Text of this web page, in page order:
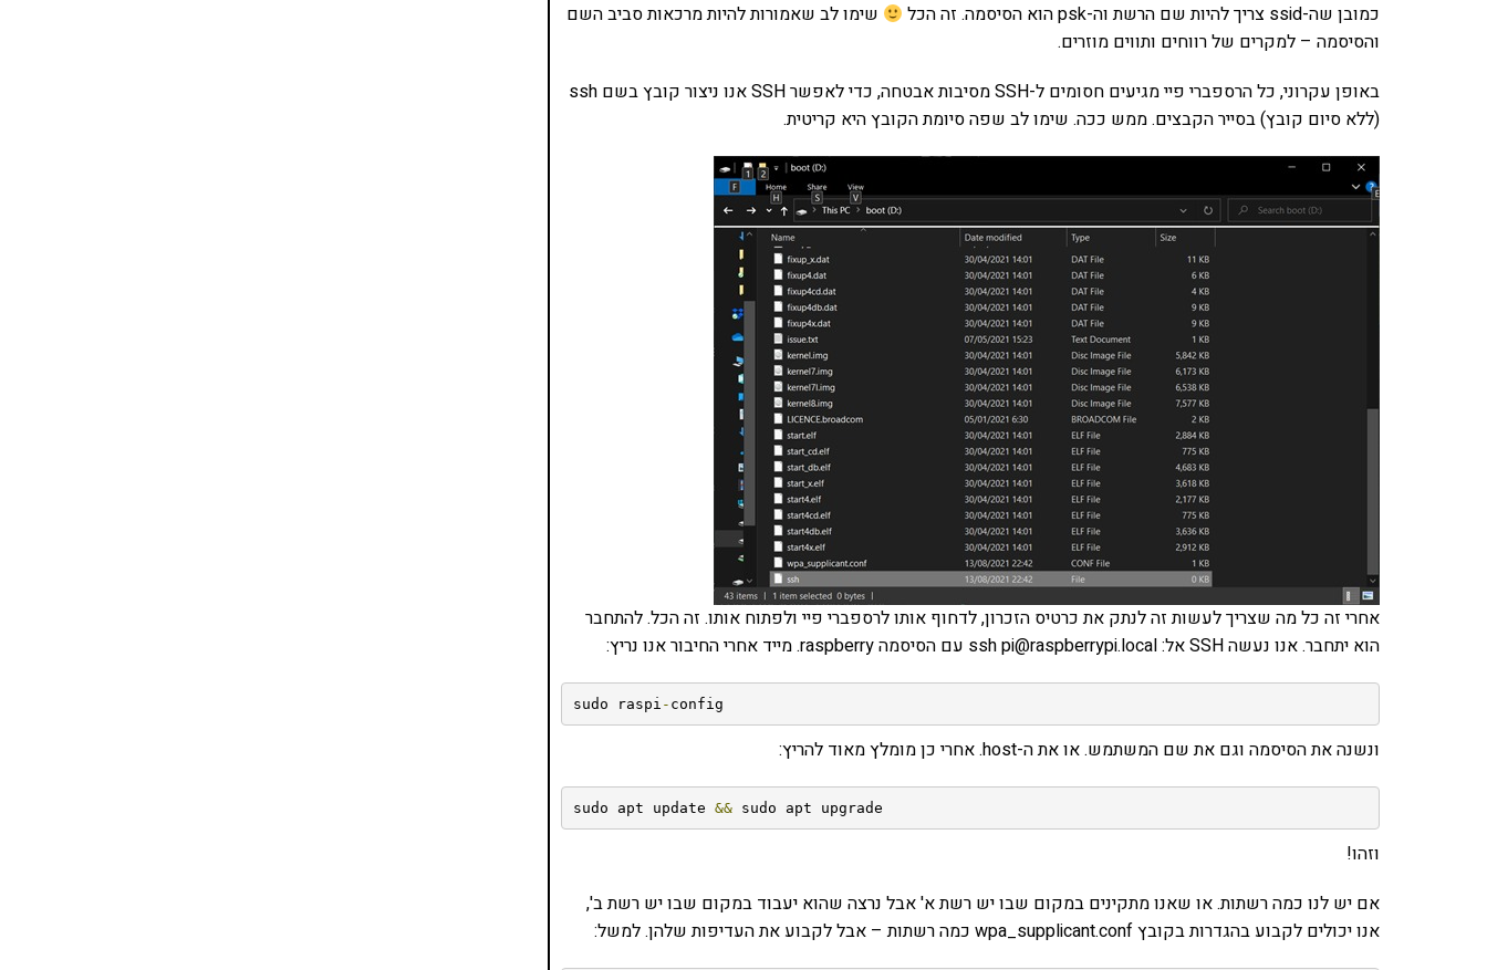
כמובן שה-ssid צריך להיות שם הרשת וה-psk הוא הסיסמה. זה הכל
שימו לב שאמורות להיות מרכאות סביב השם
והסיסמה – למקרים של רווחים ותווים מוזרים.
באופן עקרוני, כל הרספברי פיי מגיעים חסומים ל-SSH מסיבות אבטחה, כדי לאפשר SSH אנו ניצור קובץ בשם ssh
(ללא סיום קובץ) בסייר הקבצים. ממש ככה. שימו לב שפה סיומת הקובץ היא קריטית.
אחרי זה כל מה שצריך לעשות זה לנתק את כרטיס הזכרון, לדחוף אותו לרספברי פיי ולפתוח אותו. זה הכל. להתחבר
הוא יתחבר. אנו נעשה SSH אל: ssh pi@raspberrypi.local עם הסיסמה raspberry. מייד אחרי החיבור אנו נריץ:
sudo raspi - config
ונשנה את הסיסמה וגם את שם המשתמש. או את ה-host. אחרי כן מומלץ מאוד להריץ:
sudo apt update && sudo apt upgrade
וזהו!
אם יש לנו כמה רשתות. או שאנו מתקינים במקום שבו יש רשת א' אבל נרצה שהוא יעבוד במקום שבו יש רשת ב',
אנו יכולים לקבוע בהגדרות בקובץ wpa_supplicant.conf כמה רשתות – אבל לקבוע את העדיפות שלהן. למשל: